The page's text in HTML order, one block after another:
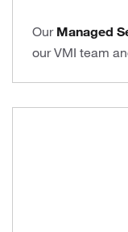
Our Managed
our VMI team